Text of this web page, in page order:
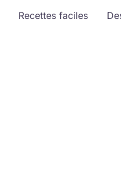
Recettes faciles